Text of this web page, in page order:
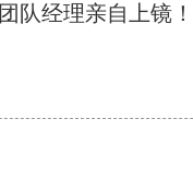
团队经理亲自上镜！